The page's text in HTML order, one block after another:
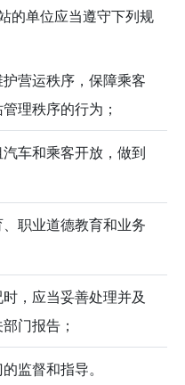
的单位应当遵守下列规
护营运秩序，保障乘客
理秩序的行为；
汽车和乘客开放，做到
、职业道德教育和业务
，应当妥善处理并及
门报告；
监督和指导。